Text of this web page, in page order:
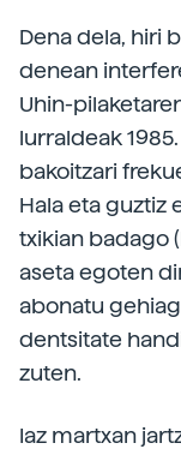
Dena dela, hiri
denean
Uhin-
lurraldeak
bakoitzari
Hala eta guztiz
txikian badago
aseta egoten
abonatu
dentsitate
zuten.
Iaz martxan